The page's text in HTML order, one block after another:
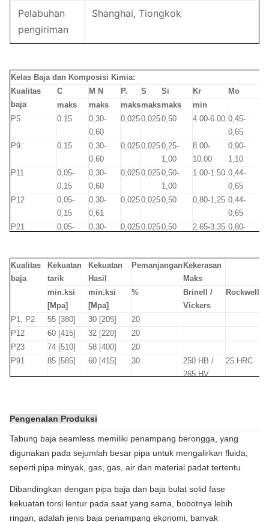
Pelabuhan
pengiriman
Shanghai, Tiongkok
Kelas Baja dan Komposisi Kimia:
Kualitas
baja
C M N P. S Si Kr
Mo
maks
maks maksmaksmaks
min
P5
0.15
0,30-
0,60
0,0250,0250,50 4.00-6.00 0,45-
0,65
P9
0.15
0,30-
0,60
0,0250,0250,25-
1,00
8.00-
10.00
0,90-
1,10
P11
0,05-
0,15
0,30-
0,60
0,0250,0250,50-
1,00
1.00-1.50 0,44-
0,65
P12
0,05-
0,15
0,30-
0,61
0,0250,0250,50 0,80-1,25 0,44-
0,65
P21
0,05-
0,30-
0,0250,0250,50 2.65-3.35 0,80-
0,15
0,60
P91
0,08-
0,12
0,30-
0,60
8.00-9.50
1.05
0,07-
0,13
0,30-
0,60
8.50-9.50
Kualitas
baja
Kekuatan
tarik
Kekuatan
Hasil
Pemanjangan Kekerasan
Maks
min.ksi
[Mpa]
min.ksi
[Mpa]
%
Brinell /
Vickers
Rockwell
P1, P2 55 [380] 30 [205]
20
P12
60 [415] 32 [220]
20
P23
74 [510] 58 [400]
20
P91
85 [585] 60 [415] 30
250 HB /
265 HV
25 HRC
P122 90 [620] 58 [400]
Pengenalan Produksi
Tabung baja seamless memiliki penampang berongga, yang
digunakan pada sejumlah besar pipa untuk mengalirkan fluida,
seperti pipa minyak, gas, gas, air dan material padat tertentu.
Dibandingkan dengan pipa baja dan baja bulat solid fase
kekuatan torsi lentur pada saat yang sama, bobotnya lebih
ringan, adalah jenis baja penampang ekonomi, banyak